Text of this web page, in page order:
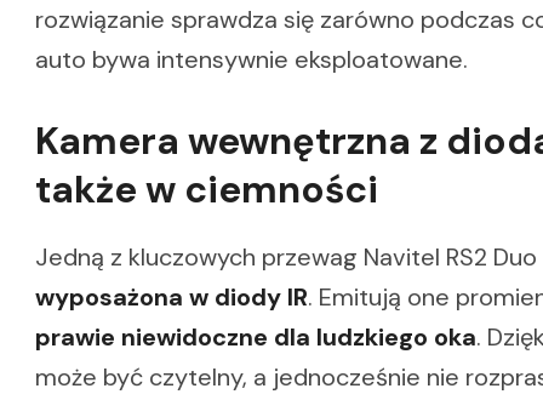
rozwiązanie sprawdza się zarówno podczas
auto bywa intensywnie eksploatowane.
Kamera wewnętrzna z
także w ciemności
Jedną z kluczowych przewag Navitel RS2
wyposażona w diody IR. Emitują one
prawie niewidoczne dla ludzkiego oka.
może być czytelny, a jednocześnie nie